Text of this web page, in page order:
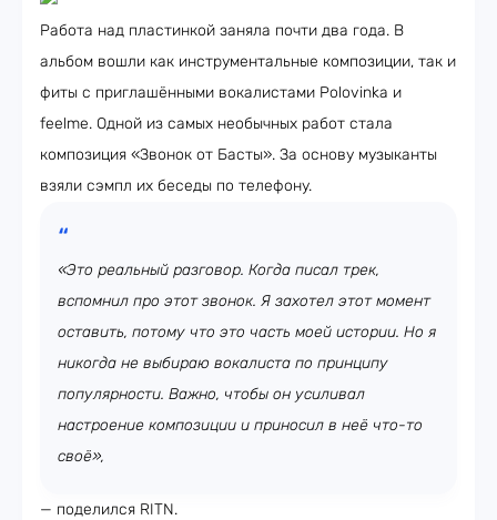
Работа над пластинкой заняла почти два года. В
альбом вошли как инструментальные композиции, так и
фиты с приглашёнными вокалистами Polovinka и
feelme. Одной из самых необычных работ стала
композиция «Звонок от Басты». За основу музыканты
взяли сэмпл их беседы по телефону.
«Это реальный разговор. Когда писал трек,
вспомнил про этот звонок. Я захотел этот момент
оставить, потому что это часть моей истории. Но я
никогда не выбираю вокалиста по принципу
популярности. Важно, чтобы он усиливал
настроение композиции и приносил в неё что-то
своё»,
— поделился RITN.